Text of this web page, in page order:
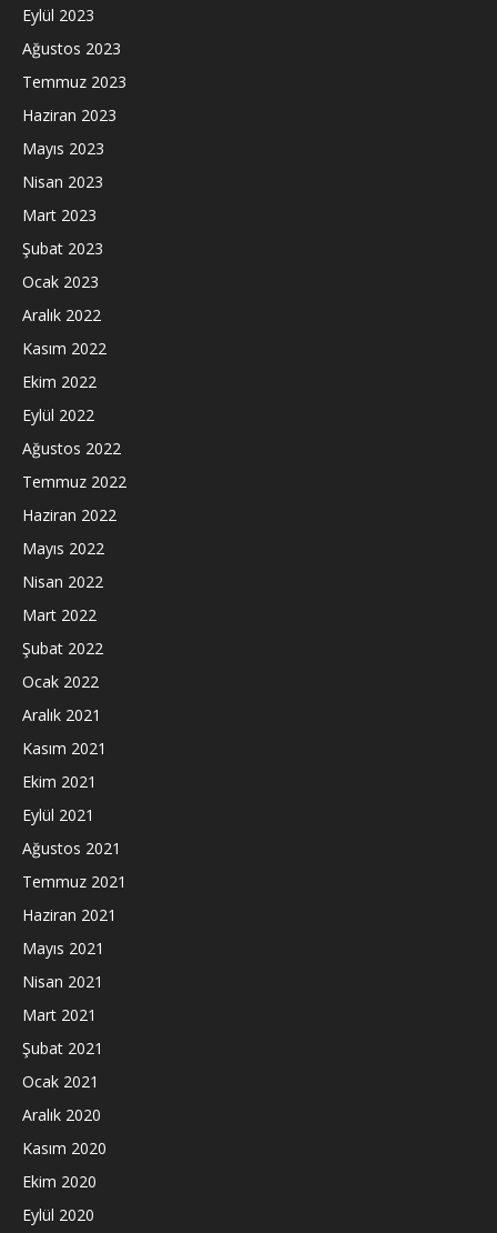
Eylül 2023
Ağustos 2023
Temmuz 2023
Haziran 2023
Mayıs 2023
Nisan 2023
Mart 2023
Şubat 2023
Ocak 2023
Aralık 2022
Kasım 2022
Ekim 2022
Eylül 2022
Ağustos 2022
Temmuz 2022
Haziran 2022
Mayıs 2022
Nisan 2022
Mart 2022
Şubat 2022
Ocak 2022
Aralık 2021
Kasım 2021
Ekim 2021
Eylül 2021
Ağustos 2021
Temmuz 2021
Haziran 2021
Mayıs 2021
Nisan 2021
Mart 2021
Şubat 2021
Ocak 2021
Aralık 2020
Kasım 2020
Ekim 2020
Eylül 2020